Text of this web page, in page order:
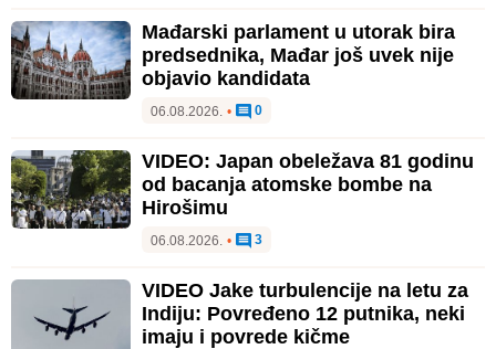
Mađarski parlament u utorak bira
predsednika, Mađar još uvek nije
objavio kandidata
06.08.2026. • 0
VIDEO: Japan obeležava 81 godinu
od bacanja atomske bombe na
Hirošimu
06.08.2026. • 3
VIDEO Jake turbulencije na letu za
Indiju: Povređeno 12 putnika, neki
imaju i povrede kičme